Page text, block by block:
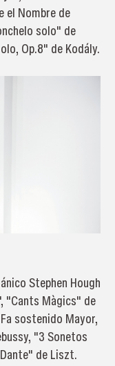
el Nombre de
solo" de
Op.8" de Kodály.
Stephen Hough
"Cants Màgics" de
sostenido Mayor,
"3 Sonetos
de Liszt.